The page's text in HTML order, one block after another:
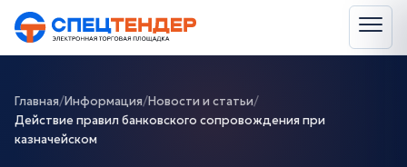
Главная/Информация/Новости и статьи/
Действие правил банковского сопровождения при
казначейском